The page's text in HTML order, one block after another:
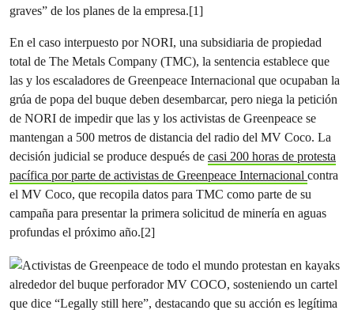
graves” de los planes de la empresa.[1]
En el caso interpuesto por NORI, una subsidiaria de propiedad
total de The Metals Company (TMC), la sentencia establece que
las y los escaladores de Greenpeace Internacional que ocupaban la
grúa de popa del buque deben desembarcar, pero niega la petición
de NORI de impedir que las y los activistas de Greenpeace se
mantengan a 500 metros de distancia del radio del MV Coco. La
decisión judicial se produce después de casi 200 horas de protesta
pacífica por parte de activistas de Greenpeace Internacional contra
el MV Coco, que recopila datos para TMC como parte de su
campaña para presentar la primera solicitud de minería en aguas
profundas el próximo año.[2]